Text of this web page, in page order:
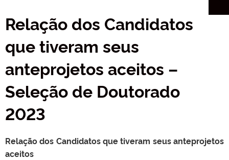
Relação dos Candidatos
que tiveram seus
anteprojetos aceitos –
Seleção de Doutorado
2023
Relação dos Candidatos que tiveram seus anteprojetos
aceitos